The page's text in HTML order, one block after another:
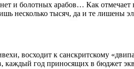
и болотных арабов… Как
несколько тысяч, да и те лишены
восходит к санскритскому
каждый год приносящих в бюджет